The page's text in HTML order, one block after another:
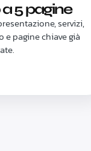
5 pagine
servizi,
e pagine chiave già